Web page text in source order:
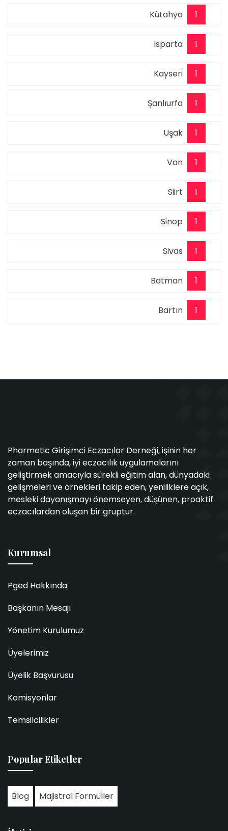
Kütahya 1
Isparta 1
Kayseri 1
Şanlıurfa 1
Uşak 1
Van 1
Siirt 1
Sinop 1
Sivas 1
Batman 1
Bartın 1
Pharmetic Girişimci Eczacılar Derneği, işinin her
zaman başında, iyi eczacılık uygulamalarını
geliştirmek amacıyla sürekli eğitim alan, dünyadaki
gelişmeleri ve örnekleri takip eden, yeniliklere açık,
mesleki dayanışmayı önemseyen, düşünen, proaktif
eczacılardan oluşan bir gruptur.
Kurumsal
Pged Hakkında
Başkanın Mesajı
Yönetim Kurulumuz
Üyelerimiz
Üyelik Başvurusu
Komisyonlar
Temsilcilikler
Popular Etiketler
Blog Majistral Formüller